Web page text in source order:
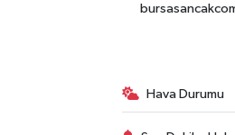
Hava Durumu